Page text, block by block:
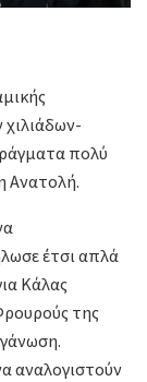
πολύ
Ανατολή.
έτσι απλά
Κάλας
της
αναλογιστούν